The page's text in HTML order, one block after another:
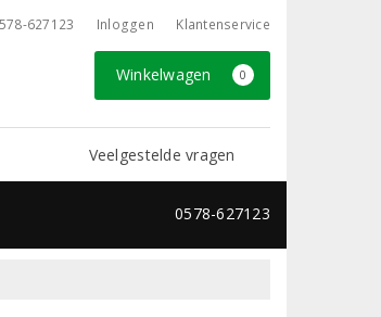
627123 Inloggen Klantenservice
Winkelwagen 0
Veelgestelde vragen
0578-627123